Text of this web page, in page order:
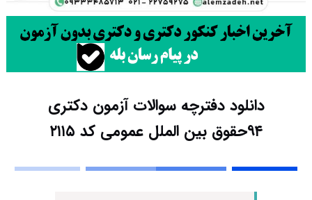
دانلود دفترچه سوالات آزمون دکتری
۹۴حقوق بین الملل عمومی کد ۲۱۱۵